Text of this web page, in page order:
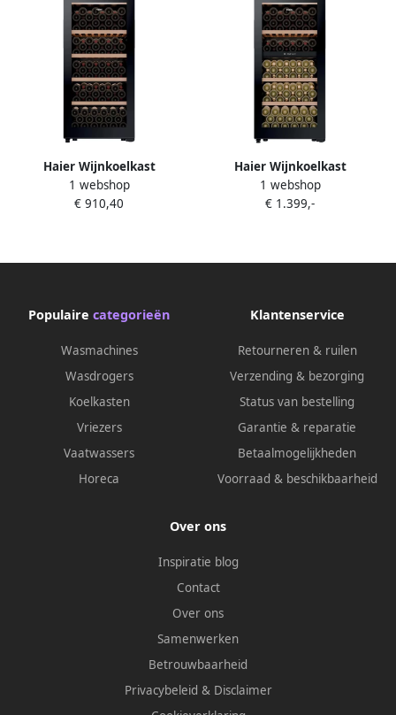
Haier Wijnkoelkast
HWS127GGH1 1 Zones
1 webshop
€ 910,40
Haier Wijnkoelkast
HWS111GDGH1 2 Zones
1 webshop
€ 1.399,-
Populaire categorieën
Wasmachines
Wasdrogers
Koelkasten
Vriezers
Vaatwassers
Horeca
Klantenservice
Retourneren & ruilen
Verzending & bezorging
Status van bestelling
Garantie & reparatie
Betaalmogelijkheden
Voorraad & beschikbaarheid
Over ons
Inspiratie blog
Contact
Over ons
Samenwerken
Betrouwbaarheid
Privacybeleid & Disclaimer